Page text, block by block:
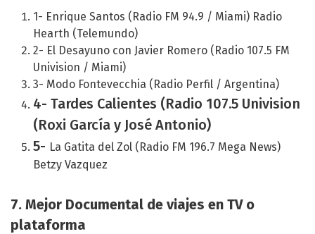
1- Enrique Santos (Radio FM 94.9 / Miami) Radio
Hearth (Telemundo)
2- El Desayuno con Javier Romero (Radio 107.5 FM
Univision / Miami)
3- Modo Fontevecchia (Radio Perfil / Argentina)
4- Tardes Calientes (Radio 107.5 Univision
(Roxi García y José Antonio)
5- La Gatita del Zol (Radio FM 196.7 Mega News)
Betzy Vazquez
7. Mejor Documental de viajes en TV o
plataforma